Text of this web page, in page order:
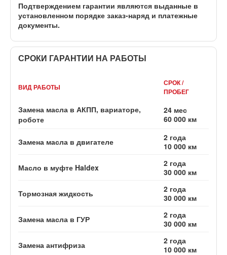
Подтверждением гарантии являются выданные в
установленном порядке заказ-наряд и платежные
документы.
СРОКИ ГАРАНТИИ НА РАБОТЫ
ВИД РАБОТЫ
СРОК /
ПРОБЕГ
Замена масла в АКПП, вариаторе,
роботе
24 мес
60 000 км
Замена масла в двигателе
2 года
10 000 км
Масло в муфте Haldex
2 года
30 000 км
Тормозная жидкость
2 года
30 000 км
Замена масла в ГУР
2 года
30 000 км
Замена антифриза
2 года
10 000 км